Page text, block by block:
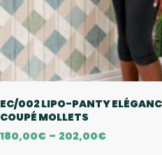
EC/002 LIPO-PANTY
COUPÉ MOLLETS
180,00€ – 202,00€